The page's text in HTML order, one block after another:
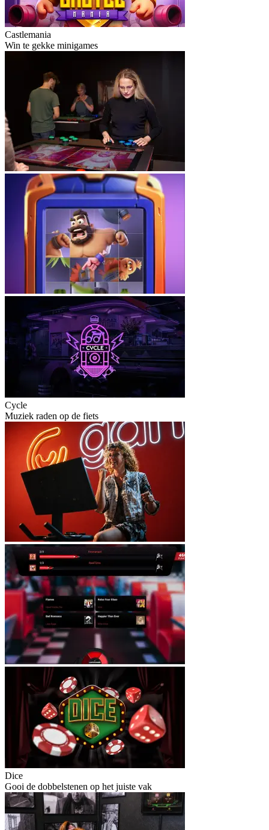
Castlemania
Win te gekke minigames
Cycle
Muziek raden op de fiets
Dice
Gooi de dobbelstenen op het juiste vak